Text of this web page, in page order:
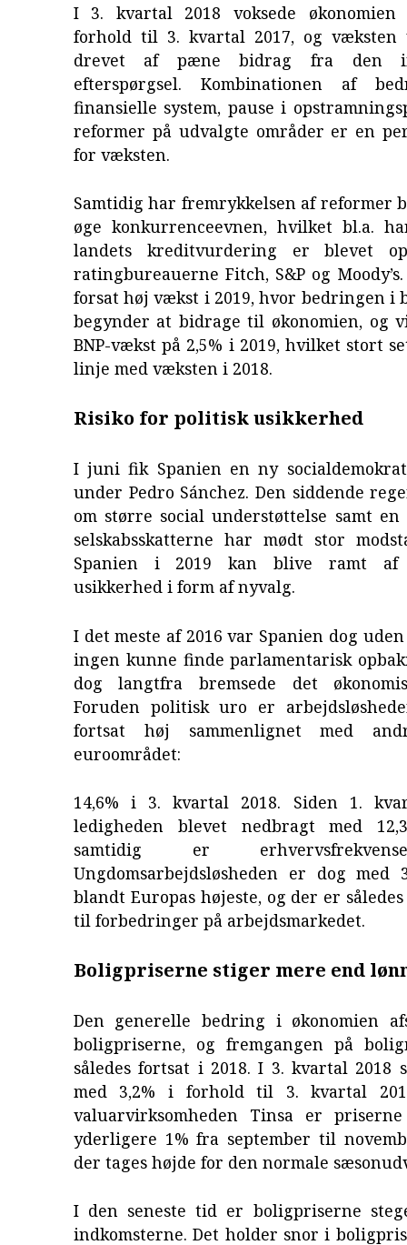
I 3. kvartal 2018 voksede
forhold til 3. kvartal 2017, og
drevet af pæne bidrag fra den
efterspørgsel. Kombinationen af
finansielle system, pause i
reformer på udvalgte områder er en
for væksten.
Samtidig har fremrykkelsen af reformer
øge konkurrenceevnen, hvilket bl.a.
landets kreditvurdering er blevet
ratingbureauerne Fitch, S&P og
forsat høj vækst i 2019, hvor bedringen i
begynder at bidrage til økonomien, og
BNP-vækst på 2,5% i 2019, hvilket stort
linje med væksten i 2018.
Risiko for politisk usikkerhed
I juni fik Spanien en ny
under Pedro Sánchez. Den siddende
om større social understøttelse samt
selskabsskatterne har mødt stor
Spanien i 2019 kan blive ramt
usikkerhed i form af nyvalg.
I det meste af 2016 var Spanien dog
ingen kunne finde parlamentarisk
dog langtfra bremsede det
Foruden politisk uro er
fortsat høj sammenlignet med
euroområdet:
14,6% i 3. kvartal 2018. Siden 1.
ledigheden blevet nedbragt med
samtidig er
Ungdomsarbejdsløsheden er dog med
blandt Europas højeste, og der er
til forbedringer på arbejdsmarkedet.
Boligpriserne stiger mere end
Den generelle bedring i økonomien
boligpriserne, og fremgangen på
således fortsat i 2018. I 3. kvartal 2018
med 3,2% i forhold til 3. kvartal
valuarvirksomheden Tinsa er
yderligere 1% fra september til
der tages højde for den normale
I den seneste tid er boligpriserne
indkomsterne. Det holder snor i